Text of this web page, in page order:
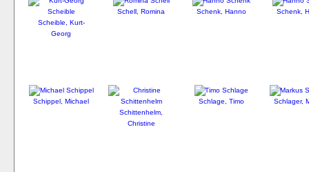
Scheible, Kurt-
Georg
Schell, Romina Schenk, Hanno Schenk,
Schippel, Michael
Schittenhelm,
Christine
Schlage, Timo Schlager,